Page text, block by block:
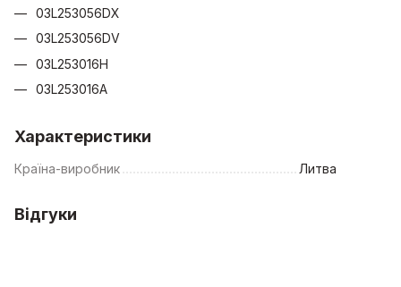
03L253056DX
03L253056DV
03L253016H
03L253016A
Характеристики
Країна-виробник Литва
Відгуки